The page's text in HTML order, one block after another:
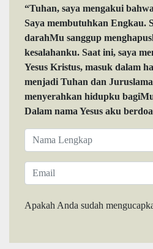
“Tuhan, saya mengakui
Saya membutuhkan Engkau.
darahMu sanggup
kesalahanku. Saat ini, saya
Yesus Kristus, masuk dalam
menjadi Tuhan dan
menyerahkan hidupku
Dalam nama Yesus aku
Apakah Anda sudah